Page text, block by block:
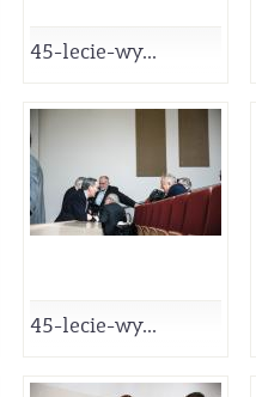
45-lecie-wy...
45-lecie-wy...